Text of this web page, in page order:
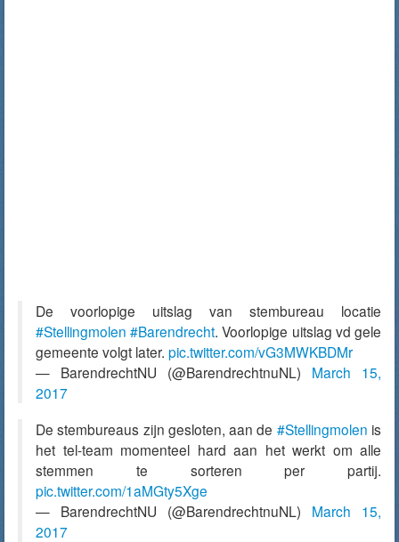
De voorlopige uitslag van stembureau locatie
#Stellingmolen #Barendrecht. Voorlopige uitslag vd gele
gemeente volgt later. pic.twitter.com/vG3MWKBDMr
— BarendrechtNU (@BarendrechtnuNL) March 15,
2017
De stembureaus zijn gesloten, aan de #Stellingmolen is
het tel-team momenteel hard aan het werkt om alle
stemmen te sorteren per partij.
pic.twitter.com/1aMGty5Xge
— BarendrechtNU (@BarendrechtnuNL) March 15,
2017